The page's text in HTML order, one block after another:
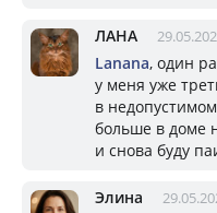
ЛАНА
Lanana, один
у меня уже
в
больше в доме
и снова буду
Элина